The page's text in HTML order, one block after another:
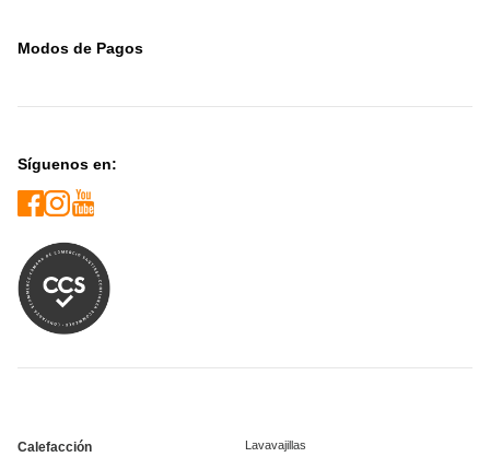
Modos de Pagos
Síguenos en:
Calefacción
Lavavajillas